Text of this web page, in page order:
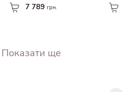
7 789 грн.
Показати ще